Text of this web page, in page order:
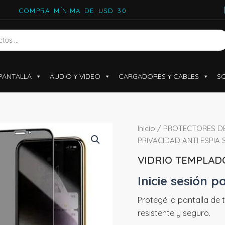
COMPRA MÍNIMA DE USD 30
AUDIO Y VIDEO CARGADORES Y CABLES
Inicio / PROTECTORES
PRIVACIDAD ANTI ESPIA
VIDRIO
Inicie sesión
Protegé la pantalla de
resistente y seguro.